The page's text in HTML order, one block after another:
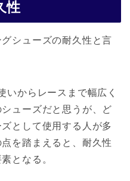
性
シューズの耐久性と言
いからレースまで幅広く
ューズだと思うが、ど
として使用する人が多
を踏まえると、耐久性
となる。